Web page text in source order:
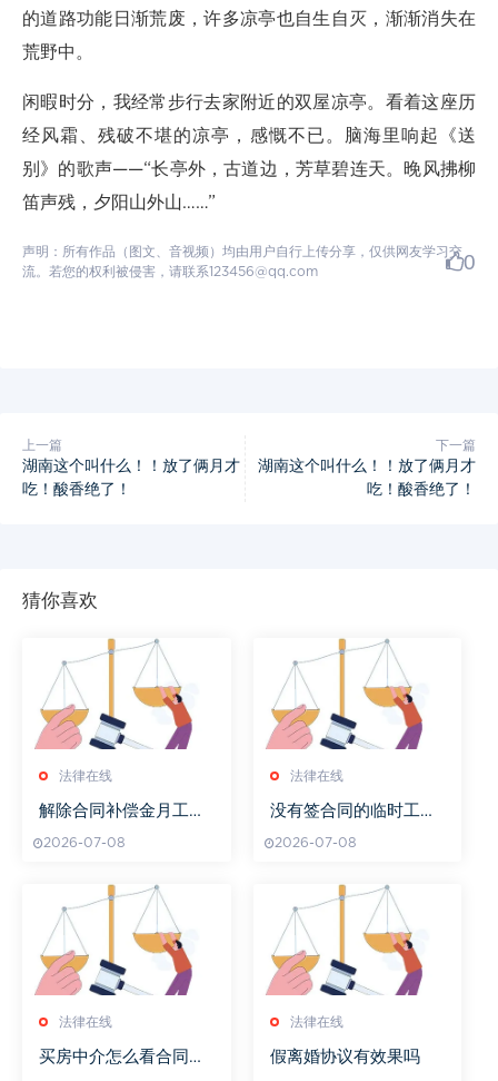
的道路功能日渐荒废，许多凉亭也自生自灭，渐渐消失在
荒野中。
闲暇时分，我经常步行去家附近的双屋凉亭。看着这座历
经风霜、残破不堪的凉亭，感慨不已。脑海里响起《送
别》的歌声——“长亭外，古道边，芳草碧连天。晚风拂柳
笛声残，夕阳山外山……”
声明：所有作品（图文、音视频）均由用户自行上传分享，仅供网友学习交
流。若您的权利被侵害，请联系123456@qq.com
0
上一篇
湖南这个叫什么！！放了俩月才
吃！酸香绝了！
下一篇
湖南这个叫什么！！放了俩月才
吃！酸香绝了！
猜你喜欢
法律在线
解除合同补偿金月工资
2026-07-08
法律在线
没有签合同的临时工提
2026-07-08
法律在线
买房中介怎么看合同编
法律在线
假离婚协议有效果吗